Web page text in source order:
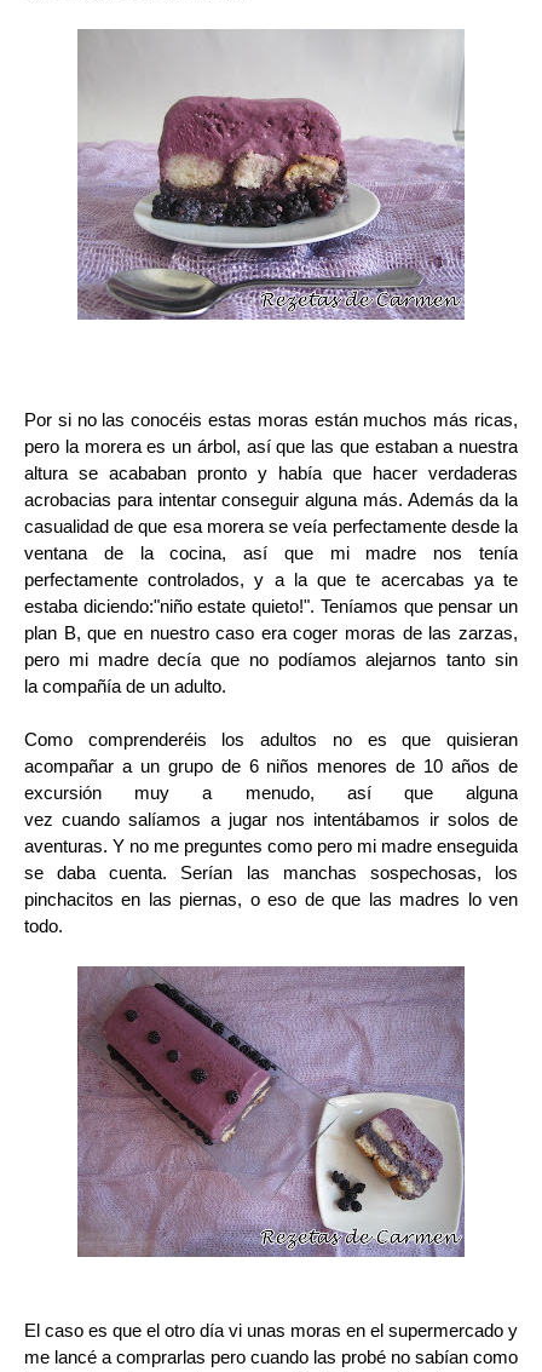
Por si no las conocéis estas moras están muchos más ricas,
pero la morera es un árbol, así que las que estaban a nuestra
altura se acababan pronto y había que hacer verdaderas
acrobacias para intentar conseguir alguna más. Además da la
casualidad de que esa morera se veía perfectamente desde la
ventana de la cocina, así que mi madre nos tenía
perfectamente controlados, y a la que te acercabas ya te
estaba diciendo:"niño estate quieto!". Teníamos que pensar un
plan B, que en nuestro caso era coger moras de las zarzas,
pero mi madre decía que no podíamos alejarnos tanto sin
la compañía de un adulto.
Como comprenderéis los adultos no es que quisieran
acompañar a un grupo de 6 niños menores de 10 años de
excursión muy a menudo, así que alguna
vezcuando salíamos a jugar nos intentábamos ir solos de
aventuras. Y no me preguntes como pero mi madre enseguida
se daba cuenta. Serían las manchas sospechosas, los
pinchacitos en las piernas, o eso de que las madres lo ven
todo.
El caso es que el otro día vi unas moras en el supermercado y
me lancé a comprarlas pero cuando las probé no sabían como